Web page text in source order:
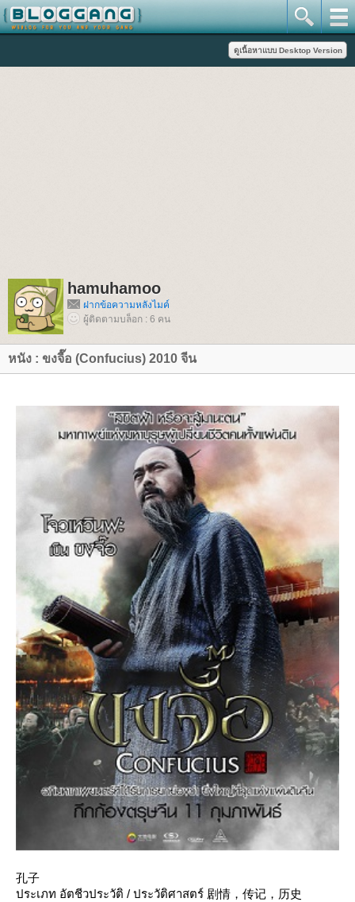
hamuhamoo
ฝากข้อความหลังไมค์
ผู้ติดตามบล็อก : 6 คน
หนัง : ขงจื๊อ (Confucius) 2010 จีน
孔子
ประเภท อัตชีวประวัติ / ประวัติศาสตร์ 剧情，传记，历史